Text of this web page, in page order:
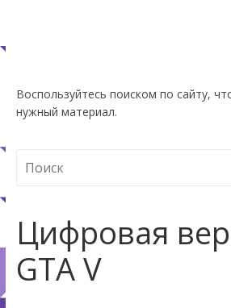
Воспользуйтесь поиском по сайту,
нужный материал.
Цифровая
GTA V